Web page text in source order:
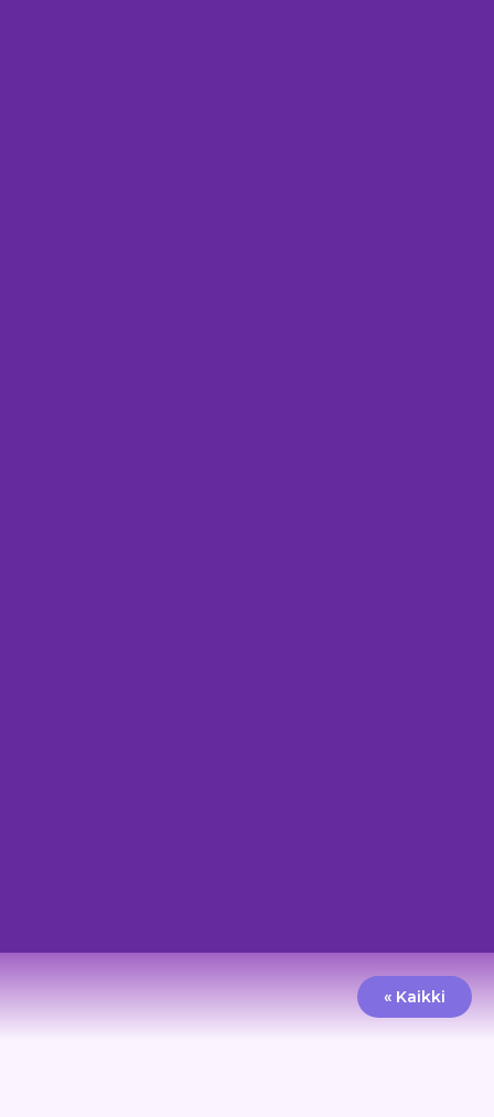
« Kaikki